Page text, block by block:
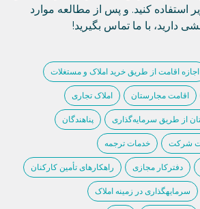
استفاده کنید. و پس از مطالعه موارد
دارید، با ما تماس بگیرید!
اجازه اقامت از طریق خرید املاک و مستغلات
اقامت مجارستان املاک تجاری
از طریق سرمایه‌گذاری پناهندگان
شرکت خدمات ترجمه
دفترکار مجازی راهکارهای تأمین کارکنان
سرمایهگذاری در زمینه املاک